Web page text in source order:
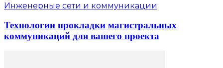
Инженерные сети и коммуникации
Технологии прокладки магистральных
коммуникаций для вашего проекта